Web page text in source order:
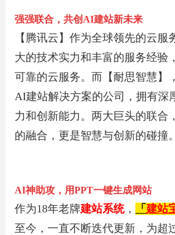
强强联合，共创AI建站新未来
【腾讯云】作为全球领先的云服
大的技术实力和丰富的服务经验
可靠的云服务。而【耐思智慧】
AI建站解决方案的公司，拥有深
力和创新能力。两大巨头的联合
的融合，更是智慧与创新的碰撞。
AI神助攻，用PPT一键生成网站
作为18年老牌建站系统， 「 建站
至今，一直不断迭代更新，为超